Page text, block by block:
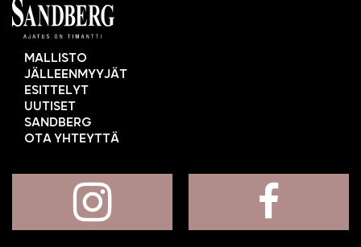
MALLISTO
JÄLLEENMYYJÄT
ESITTELYT
UUTISET
SANDBERG
OTA YHTEYTTÄ